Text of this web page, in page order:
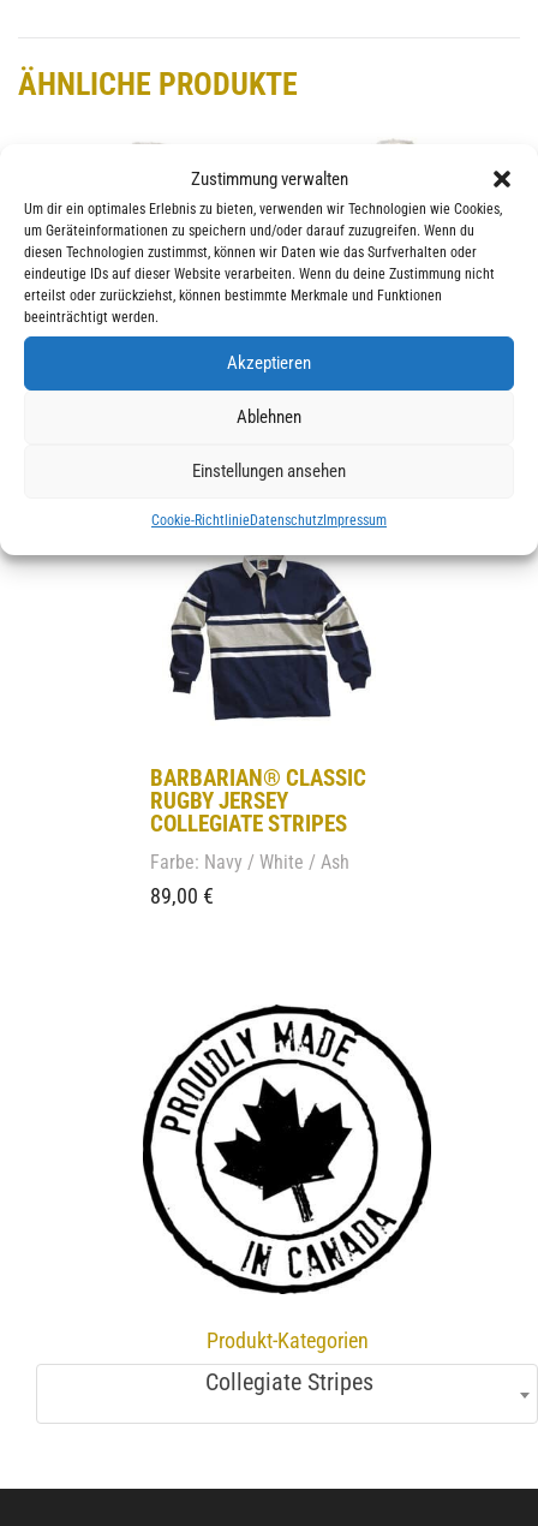
Zustimmung verwalten
Um dir ein optimales Erlebnis zu bieten, verwenden wir Technologien wie Cookies,
um Geräteinformationen zu speichern und/oder darauf zuzugreifen. Wenn du
diesen Technologien zustimmst, können wir Daten wie das Surfverhalten oder
eindeutige IDs auf dieser Website verarbeiten. Wenn du deine Zustimmung nicht
erteilst oder zurückziehst, können bestimmte Merkmale und Funktionen
beeinträchtigt werden.
Akzeptieren
Ablehnen
Einstellungen ansehen
Cookie-RichtlinieDatenschutzImpressum
ÄHNLICHE PRODUKTE
BARBARIAN® CLASSIC
RUGBY JERSEY
BARBARIAN® CLASSIC
RUGBY JERSEY
COLLEGIATE STRIPES
BARBARIAN® CLASSIC
RUGBY JERSEY
COLLEGIATE STRIPES
Farbe: Navy / White / Ash
89,00 €
Produkt-Kategorien
Collegiate Stripes